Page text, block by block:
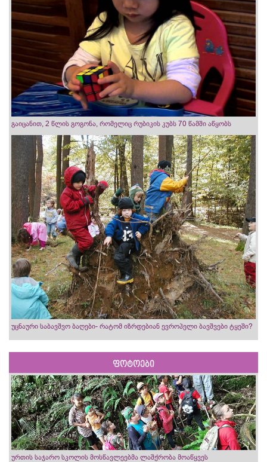
გაიცანით, 2 წლის გოგონა, რომელიც რუბიკის კუბს 70 წამში აწყობს
უცნაური საბავშვო ბაღები- რატომ იზრდებიან ევროპელი ბავშვები ტყეში?
ფოტოები
ურთის საჯარო სკოლის მოსწავლეებმა ლაშქრობა მოაწყვეს